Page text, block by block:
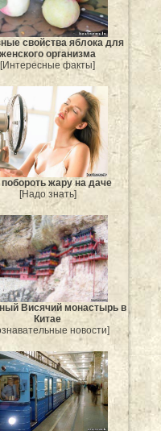
свойства яблока для
женского организма
[Интересные факты]
побороть жару на даче
[Надо знать]
Висячий монастырь в
Китае
новости]